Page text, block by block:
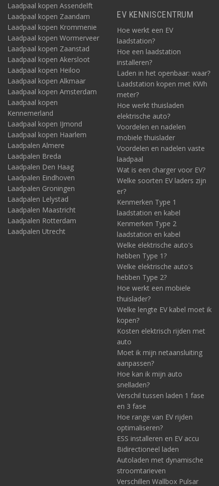
Laadpaal kopen Assendelft
Laadpaal kopen Zaandam
Laadpaal kopen Krommenie
Laadpaal kopen Wormerveer
Laadpaal kopen Zaanstad
Laadpaal kopen Akersloot
Laadpaal kopen Heiloo
Laadpaal kopen Alkmaar
Laadpaal kopen Amsterdam
Laadpaal kopen
Kennemerland
Laadpaal kopen IJmond
Laadpaal kopen Haarlem
Laadpalen Almere
Laadpalen Breda
Laadpalen Den Haag
Laadpalen Eindhoven
Laadpalen Groningen
Laadpalen Lelystad
Laadpalen Maastricht
Laadpalen Rotterdam
Laadpalen Utrecht
EV KENNISCENTRUM
Hoe werkt een EV
laadstation?
Hoe een laadstation
installeren?
Laden in het openbaar: waar?
Laadstation kopen met KWh
meter?
Hoe werkt thuisladen
elektrische auto?
Voordelen en nadelen
mobiele thuislader
Voordelen en nadelen vaste
laadpaal
Wat is een charger voor EV?
Welke soorten EV laders zijn
er?
Kenmerken Type 1
laadstation en kabel
Kenmerken Type 2
laadstation en kabel
Welke elektrische auto's
hebben Type 1?
Welke elektrische auto's
hebben Type 2?
Hoe werkt een mobiele
thuislader?
Welke lengte EV kabel moet ik
kopen?
Kosten elektrisch rijden met
auto
Moet ik mijn netaansluiting
aanpassen?
Hoe kan ik mijn auto
snelladen?
Verschil tussen laden 1 fase
en 3 fase
Hoe range van EV rijden
optimaliseren?
ESS installeren en EV accu
Bidirectioneel laden
Autoladen met dynamische
stroomtarieven
Verschillen Wallbox Pulsar